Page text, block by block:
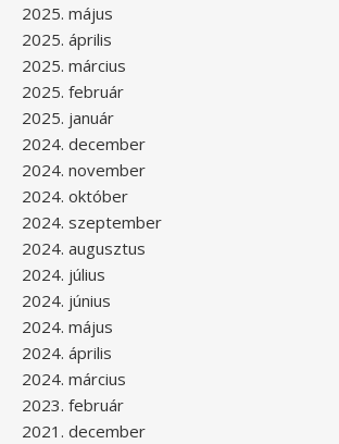
2025. május
2025. április
2025. március
2025. február
2025. január
2024. december
2024. november
2024. október
2024. szeptember
2024. augusztus
2024. július
2024. június
2024. május
2024. április
2024. március
2023. február
2021. december